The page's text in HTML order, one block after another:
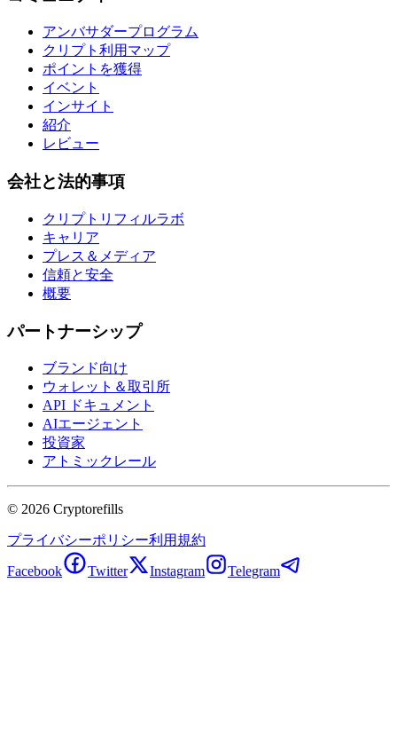
アンバサダープログラム
クリプト利用マップ
ポイントを獲得
イベント
インサイト
紹介
レビュー
会社と法的事項
クリプトリフィルラボ
キャリア
プレス＆メディア
信頼と安全
概要
パートナーシップ
ブランド向け
ウォレット＆取引所
API ドキュメント
AIエージェント
投資家
アトミックレール
© 2026 Cryptorefills
プライバシーポリシー利用規約
Facebook Twitter Instagram Telegram